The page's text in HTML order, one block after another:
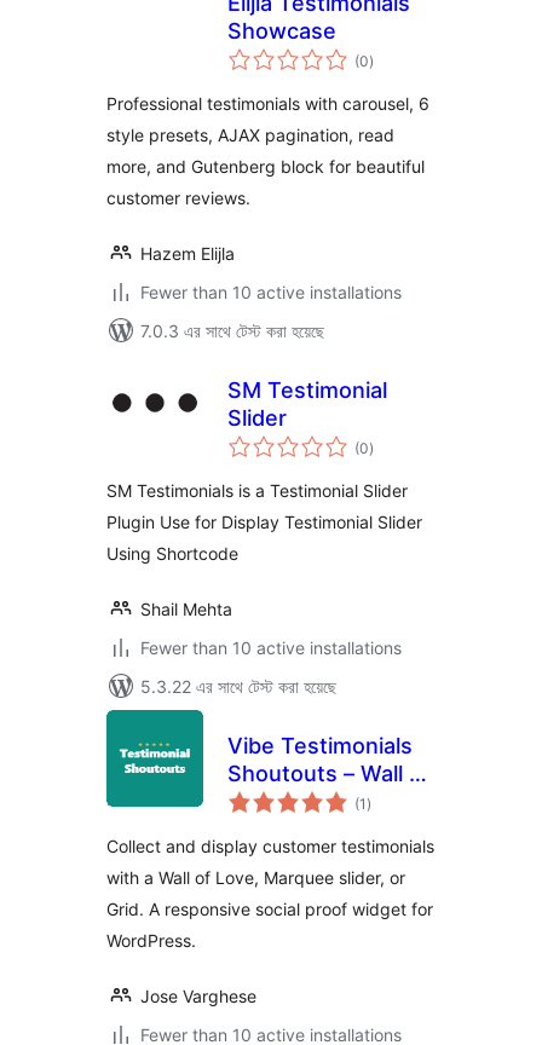
Showcase
(0total
ratings
)
Professional testimonials with carousel, 6
style presets, AJAX pagination, read
more, and Gutenberg block for beautiful
customer reviews.
Hazem Elijla
Fewer than 10 active installations
7.0.3 এর সাথে টেস্ট করা হয়েছে
SM Testimonial
Slider
(0total
ratings
)
SM Testimonials is a Testimonial Slider
Plugin Use for Display Testimonial Slider
Using Shortcode
Shail Mehta
Fewer than 10 active installations
5.3.22 এর সাথে টেস্ট করা হয়েছে
Vibe Testimonials
Shoutouts – Wall of
Love & Slider
(1 total
ratings
)
Collect and display customer testimonials
with a Wall of Love, Marquee slider, or
Grid. A responsive social proof widget for
WordPress.
Jose Varghese
Fewer than 10 active installations